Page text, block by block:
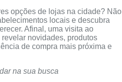
opções de lojas na cidade? Não
locais e descubra
Afinal, uma visita ao
novidades, produtos
de compra mais próxima e
na sua busca